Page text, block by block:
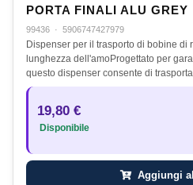
PORTA FINALI ALU GREY
99436 · 5906747427979
Dispenser per il trasporto di bobine di
lunghezza dell'amoProgettato per
questo dispenser consente di
19,80 €
Disponibile
Aggiungi